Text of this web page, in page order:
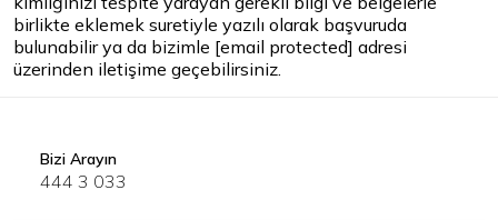
birlikte eklemek suretiyle yazılı olarak başvuruda
bulunabilir ya da bizimle [email protected] adresi
üzerinden iletişime geçebilirsiniz.
Bizi Arayın
444 3 033